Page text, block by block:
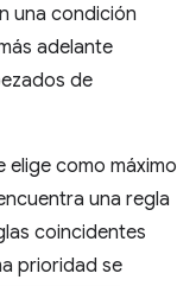
una condición
adelante
de
elige como máximo
una regla
coincidentes
prioridad se